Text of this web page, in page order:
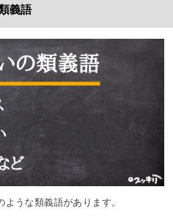
義語
うな類義語があります。